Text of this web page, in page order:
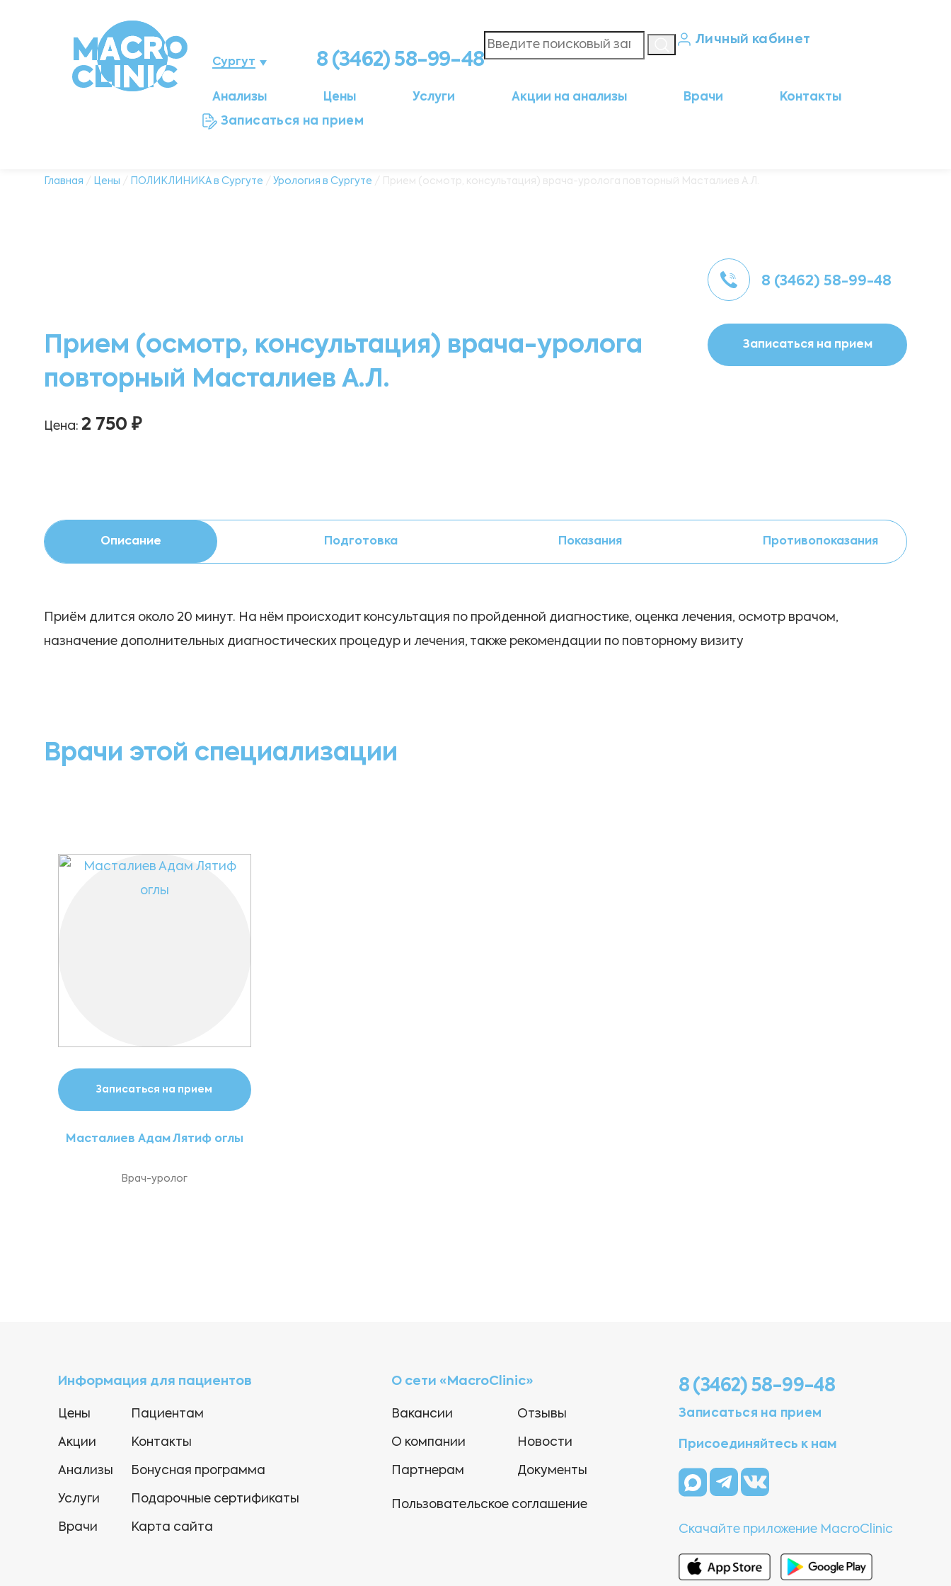
Сургут
Нижневартовск
8 (3462) 58-99-48
Личный кабинет
Анализы Цены Услуги Акции на анализы Врачи
Контакты
Записаться на прием
Главная / Цены / ПОЛИКЛИНИКА в Сургуте / Урология в Сургуте / Прием (осмотр, консультация) врача-уролога повторный Масталиев А.Л.
Прием (осмотр, консультация) врача-уролога
повторный Масталиев А.Л.
Цена: 2 750 ₽
8 (3462) 58-99-48
Записаться на прием
Описание Подготовка Показания Противопоказания
Приём длится около 20 минут. На нём происходит консультация по пройденной диагностике, оценка лечения, осмотр врачом,
назначение дополнительных диагностических процедур и лечения, также рекомендации по повторному визиту
Врачи этой специализации
Записаться на прием
Масталиев Адам Лятиф оглы
Врач-уролог
Информация для пациентов
Цены
Акции
Анализы
Услуги
Врачи
Пациентам
Контакты
Бонусная программа
Подарочные сертификаты
Карта сайта
О сети «MacroClinic»
Вакансии
О компании
Партнерам
Отзывы
Новости
Документы
Пользовательское соглашение
8 (3462) 58-99-48
Записаться на прием
Присоединяйтесь к нам
Скачайте приложение MacroClinic